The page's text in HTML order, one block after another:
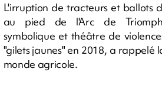
L'irruption de tracteurs et ballots
au pied de l'Arc de
symbolique et théâtre de
"gilets jaunes" en 2018, a rappelé
monde agricole.